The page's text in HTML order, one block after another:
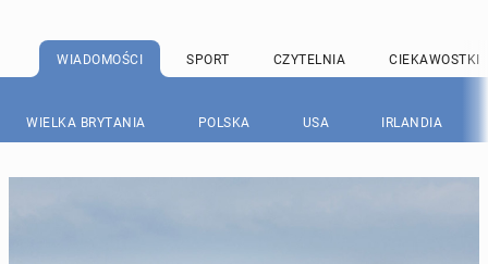
WIADOMOŚCI SPORT CZYTELNIA CIEKAWOSTKI
WIELKA BRYTANIA POLSKA USA IRLANDIA